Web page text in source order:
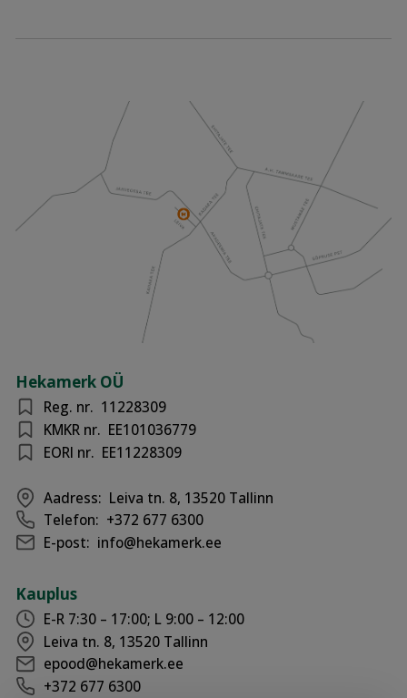
Hekamerk OÜ
Reg. nr. 11228309
KMKR nr. EE101036779
EORI nr. EE11228309
Aadress: Leiva tn. 8, 13520 Tallinn
Telefon: +372 677 6300
E-post: info@hekamerk.ee
Kauplus
E-R 7:30 – 17:00; L 9:00 – 12:00
Leiva tn. 8, 13520 Tallinn
epood@hekamerk.ee
+372 677 6300